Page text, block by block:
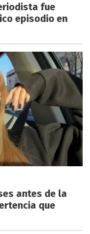
fue
episodio en
antes de la
que